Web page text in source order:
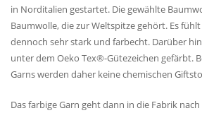
in Norditalien gestartet. Die gewählte
Baumwolle, die zur Weltspitze gehört. Es
dennoch sehr stark und farbecht. Darüber
unter dem Oeko Tex®-Gütezeichen gefärbt.
Garns werden daher keine chemischen
Das farbige Garn geht dann in die Fabrik